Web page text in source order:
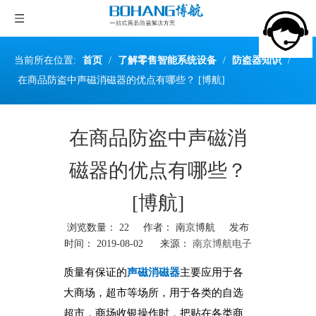
当前所在位置: 首页 / 了解零售智能系统设备 / 防盗器知识 /
在商品防盗中声磁消磁器的优点有哪些？ [博航]
在商品防盗中声磁消
磁器的优点有哪些？
[博航]
浏览数量： 22 作者： 南京博航 发布
时间： 2019-08-02 来源： 南京博航电子
质量有保证的声磁消磁器主要应用于各
大商场，超市等场所，用于各类的自选
超市，商场收银操作时，把贴在各类商